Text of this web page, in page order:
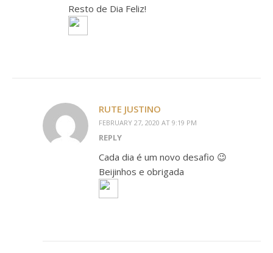
Resto de Dia Feliz!
RUTE JUSTINO
FEBRUARY 27, 2020 AT 9:19 PM
REPLY
Cada dia é um novo desafio 😉
Beijinhos e obrigada